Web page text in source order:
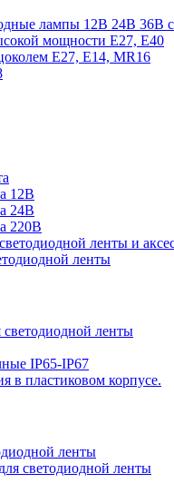
лампы 12В 24В 36В
мощности Е27, Е40
Е27, Е14, MR16
12В
24В
220В
ленты и
ленты
ленты
IP65-IP67
в пластиковом корпусе.
ленты
светодиодной ленты